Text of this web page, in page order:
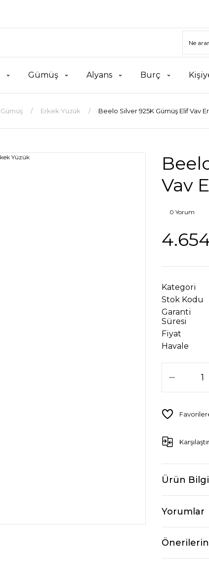
Gümüş Alyans Burç
Gümüş Erkek Yüzük Beelo Silver 925K Gümüş Elif Vav
Vav
0 Yorum
Kategori
Stok Kodu
Garanti
Süresi
Fiyat
Havale
Karşılaştır
Ürün
Yorumlar